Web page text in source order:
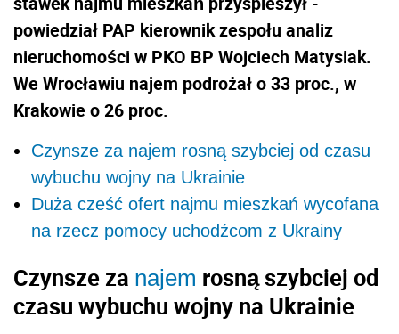
powiedział PAP kierownik zespołu analiz
nieruchomości w PKO BP Wojciech Matysiak.
We Wrocławiu najem podrożał o 33 proc., w
Krakowie o 26 proc.
Czynsze za najem rosną szybciej od czasu
wybuchu wojny na Ukrainie
Duża cześć ofert najmu mieszkań wycofana
na rzecz pomocy uchodźcom z Ukrainy
Czynsze za najem rosną szybciej od
czasu wybuchu wojny na Ukrainie